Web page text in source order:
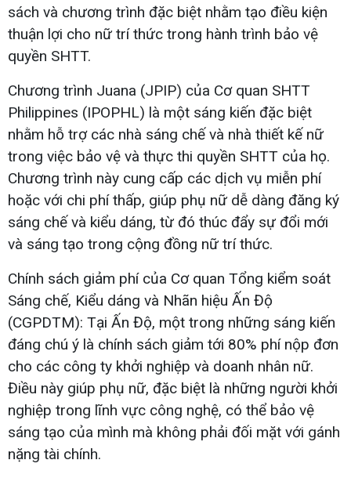
sách và chương trình đặc biệt nhằm tạo điều kiện
thuận lợi cho nữ trí thức trong hành trình bảo vệ
quyền SHTT.
Chương trình Juana (JPIP) của Cơ quan SHTT
Philippines (IPOPHL) là một sáng kiến đặc biệt
nhằm hỗ trợ các nhà sáng chế và nhà thiết kế nữ
trong việc bảo vệ và thực thi quyền SHTT của họ.
Chương trình này cung cấp các dịch vụ miễn phí
hoặc với chi phí thấp, giúp phụ nữ dễ dàng đăng ký
sáng chế và kiểu dáng, từ đó thúc đẩy sự đổi mới
và sáng tạo trong cộng đồng nữ trí thức.
Chính sách giảm phí của Cơ quan Tổng kiểm soát
Sáng chế, Kiểu dáng và Nhãn hiệu Ấn Độ
(CGPDTM): Tại Ấn Độ, một trong những sáng kiến
đáng chú ý là chính sách giảm tới 80% phí nộp đơn
cho các công ty khởi nghiệp và doanh nhân nữ.
Điều này giúp phụ nữ, đặc biệt là những người khởi
nghiệp trong lĩnh vực công nghệ, có thể bảo vệ
sáng tạo của mình mà không phải đối mặt với gánh
nặng tài chính.